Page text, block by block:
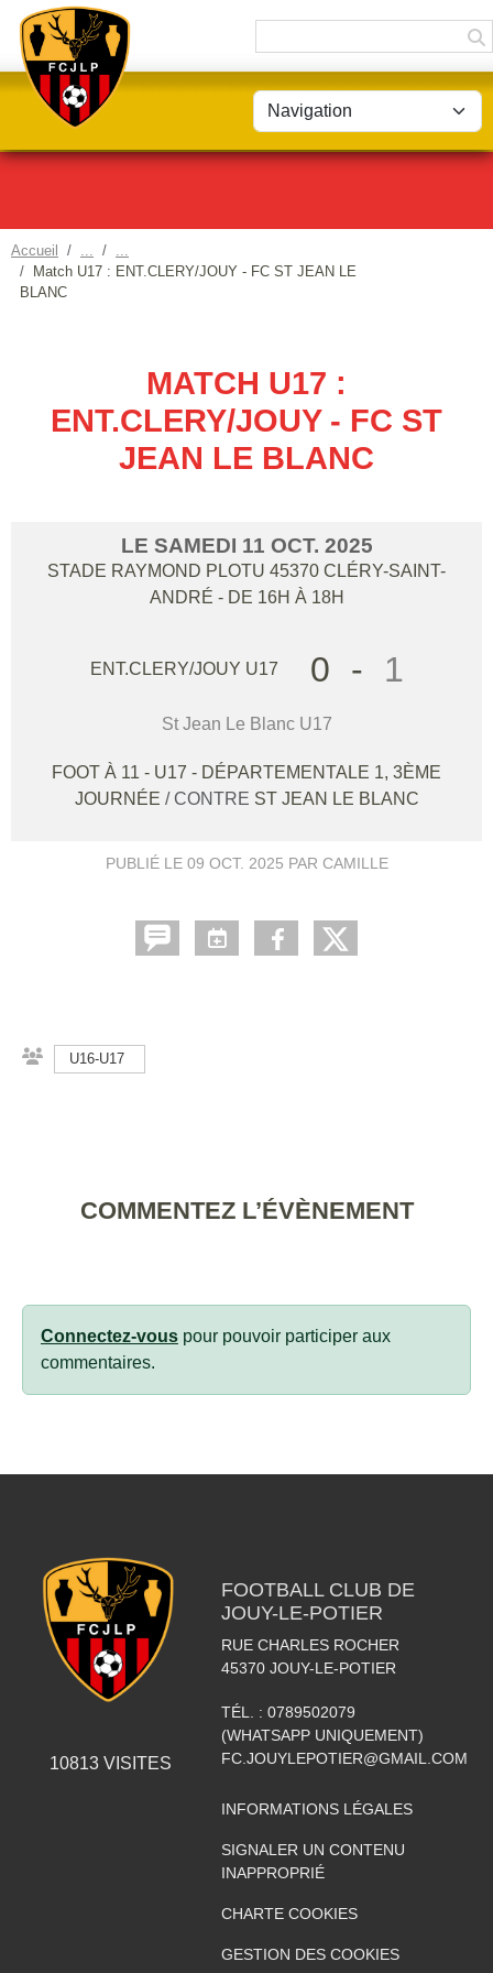
Accueil
Match U17 : ENT.CLERY/JOUY - FC ST JEAN LE
BLANC
MATCH U17 :
ENT.CLERY/JOUY - FC ST
JEAN LE BLANC
LE SAMEDI 11 OCT. 2025
STADE RAYMOND PLOTU 45370 CLÉRY-SAINT-
ANDRÉ - DE 16H À 18H
ENT.CLERY/JOUY U17 0 - 1
St Jean Le Blanc U17
FOOT À 11 - U17 - DÉPARTEMENTALE 1, 3ÈME
JOURNÉE / CONTRE ST JEAN LE BLANC
PUBLIÉ LE 09 OCT. 2025 PAR CAMILLE
U16-U17
COMMENTEZ L’ÉVÈNEMENT
Connectez-vous pour pouvoir participer aux
commentaires.
10813VISITES
FOOTBALL CLUB DE
JOUY-LE-POTIER
RUE CHARLES ROCHER
45370 JOUY-LE-POTIER
TÉL. : 0789502079
(WHATSAPP UNIQUEMENT)
FC.JOUYLEPOTIER@GMAIL.COM
INFORMATIONS LÉGALES
SIGNALER UN CONTENU
INAPPROPRIÉ
CHARTE COOKIES
GESTION DES COOKIES
Panneau de gestion des cookies